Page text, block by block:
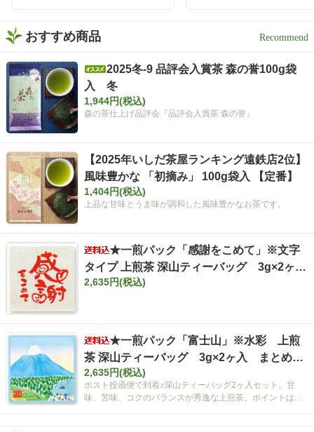
の、新しい晩酌スタイル
「静岡割」 お酒好きさんも
緑茶好きさんも、保存して
おうち時間に試してみてく
ださい✨ インスタグラム @i
shidachaya 商品サイト http
s://www.ishida-chaya.com/k
okuuma/ #PR#いしだ茶屋 #
タイアップ#静岡割#濃旨緑
茶ティーバッグ
おすすめ商品
2025冬-9 品評会入賞茶 森の誉100g袋
入 冬
1,944円(税込)
森の茶仕上げ品評会『品評会入賞茶 森の誉』
【2025年いしだ茶屋ランキング遠鉄店2位】
風味豊かな 「初摘み」 100g袋入 【定番】
1,404円(税込)
上品な甘味とうま味が調和した風味豊かなお茶です。
★一煎パック「感謝をこめて」※文字
タイプ 上煎茶 深山ティーバッグ 3g×2ヶ
入 まとめ買いセット【ポスト投函便・送料
2,635円(税込)
★一煎パック「富士山」※水彩 上煎
茶 深山ティーバッグ 3g×2ヶ入 まとめ買
いセット【ポスト投函便・送料込み】
2,635円(税込)
ポスト投函便で到着♪深山ティーバッグ2ヶ入セット。甘
味、苦味、コクのバランスが秀逸な上煎茶。ポイントは空